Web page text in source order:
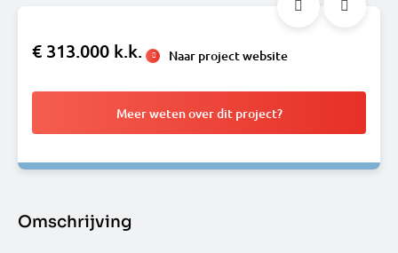
€ 313.000 k.k. Naar project website
Meer weten over dit project?
Omschrijving